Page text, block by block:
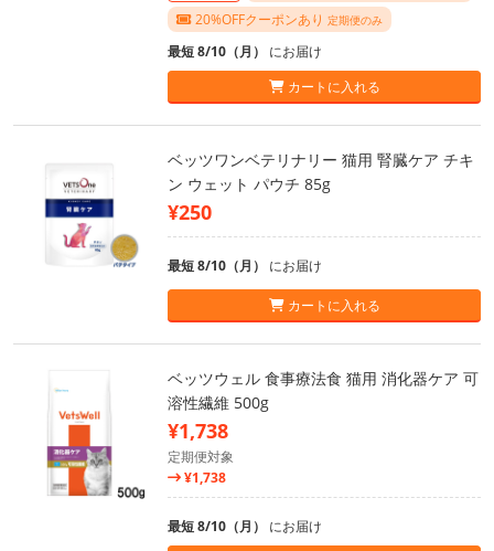
20%OFFクーポンあり 定期便のみ
最短 8/10（月） にお届け
カートに入れる
ベッツワンベテリナリー 猫用 腎臓ケア チキ
ン ウェット パウチ 85g
¥250
最短 8/10（月） にお届け
カートに入れる
ベッツウェル 食事療法食 猫用 消化器ケア 可
溶性繊維 500g
¥1,738
定期便対象
¥1,738
最短 8/10（月） にお届け